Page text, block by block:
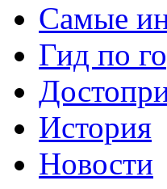
Самые
Гид по
История
Новости